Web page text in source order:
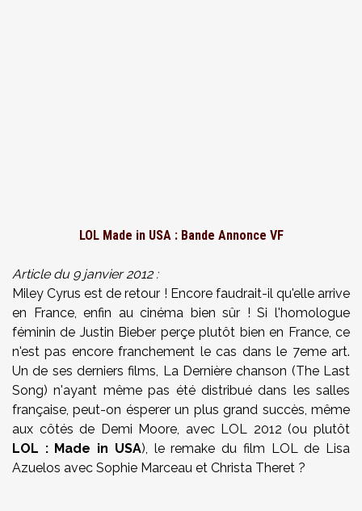
LOL Made in USA : Bande Annonce VF
Article du 9 janvier 2012 :
Miley Cyrus est de retour ! Encore faudrait-il qu'elle arrive
en France, enfin au cinéma bien sûr ! Si l'homologue
féminin de Justin Bieber perçe plutôt bien en France, ce
n'est pas encore franchement le cas dans le 7eme art.
Un de ses derniers films, La Dernière chanson (The Last
Song) n'ayant même pas été distribué dans les salles
française, peut-on ésperer un plus grand succès, même
aux côtés de Demi Moore, avec LOL 2012 (ou plutôt
LOL : Made in USA), le remake du film LOL de Lisa
Azuelos avec Sophie Marceau et Christa Theret ?